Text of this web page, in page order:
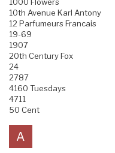
1000 Flowers
10th Avenue Karl Antony
12 Parfumeurs Francais
19-69
1907
20th Century Fox
24
2787
4160 Tuesdays
4711
50 Cent
A